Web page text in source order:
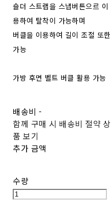
숄더 스트랩을 스냅버튼으르 이
용하여 탈착이 가능하며
버클을 이용하여 길이 조절 또한
가능
가방 후면 벨트 버클 활용 가능
배송비-
함께 구매 시 배송비 절약 상
품 보기
추가 금액
수량